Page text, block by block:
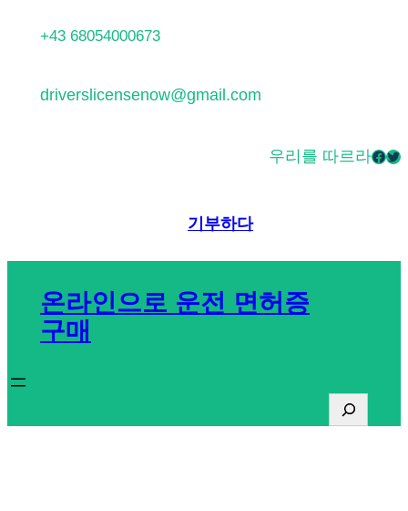
+43 68054000673
driverslicensenow@gmail.com
우리를 따르라Facebook Twitter
기부하다
온라인으로 운전 면허증
구매
찾